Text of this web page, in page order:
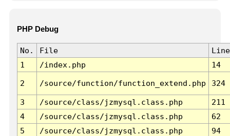
PHP Debug
No. File
Line
1
/index.php 14
2 /source/function/function_extend.php 324
3 /source/class/jzmysql.class.php
211
4
/source/class/jzmysql.class.php
62
5
/source/class/jzmysql.class.php
94